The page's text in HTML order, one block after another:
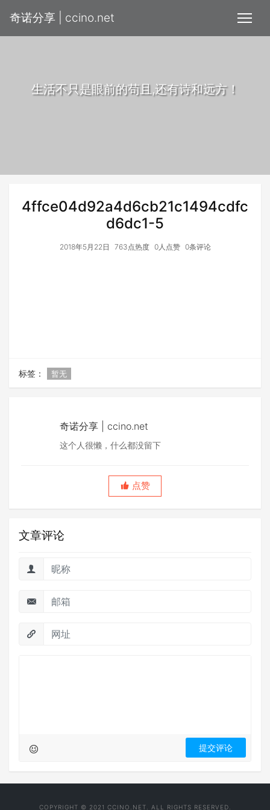
奇诺分享 | ccino.net
生活不只是眼前的苟且,还有诗和远方！
4ffce04d92a4d6cb21c1494cdfc
d6dc1-5
2018年5月22日 763点热度 0人点赞 0条评论
标签： 暂无
奇诺分享 | ccino.net
这个人很懒，什么都没留下
点赞
文章评论
COPYRIGHT © 2021 CCINO.NET. ALL RIGHTS RESERVED.